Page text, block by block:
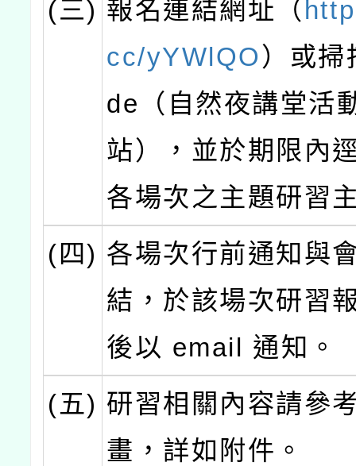
(三) 報名連結網址（
cc/yYWlQO ）或
de（自然夜講堂活
站），並於期限內
各場次之主題研習
(四) 各場次行前通知與
結，於該場次研習
後以 email 通知。
(五) 研習相關內容請參
畫，詳如附件。